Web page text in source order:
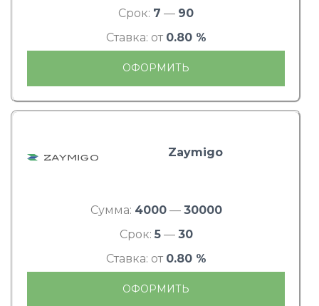
Срок: 7 — 90
Ставка: от 0.80 %
ОФОРМИТЬ
Zaymigo
Сумма: 4000— 30000
Срок: 5— 30
Ставка: от 0.80 %
ОФОРМИТЬ